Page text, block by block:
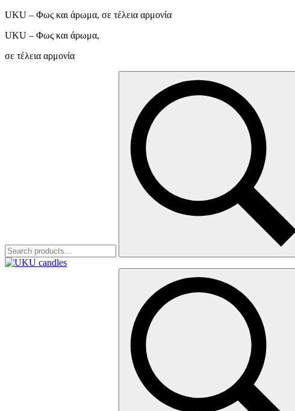
UKU – Φως και άρωμα, σε τέλεια αρμονία
UKU – Φως και άρωμα,
σε τέλεια αρμονία